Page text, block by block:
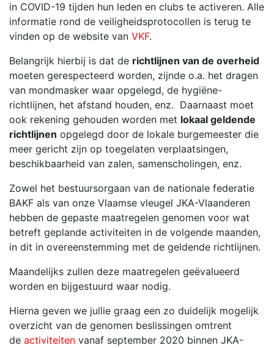
in COVID-19 tijden hun leden en clubs te activeren. Alle
informatie rond de veiligheidsprotocollen is terug te
vinden op de website van VKF.
Belangrijk hierbij is dat de richtlijnen van de overheid
moeten gerespecteerd worden, zijnde o.a. het dragen
van mondmasker waar opgelegd, de hygiëne-
richtlijnen, het afstand houden, enz. Daarnaast moet
ook rekening gehouden worden met lokaal geldende
richtlijnen opgelegd door de lokale burgemeester die
meer gericht zijn op toegelaten verplaatsingen,
beschikbaarheid van zalen, samenscholingen, enz.
Zowel het bestuursorgaan van de nationale federatie
BAKF als van onze Vlaamse vleugel JKA-Vlaanderen
hebben de gepaste maatregelen genomen voor wat
betreft geplande activiteiten in de volgende maanden,
in dit in overeenstemming met de geldende richtlijnen.
Maandelijks zullen deze maatregelen geëvalueerd
worden en bijgestuurd waar nodig.
Hierna geven we jullie graag een zo duidelijk mogelijk
overzicht van de genomen beslissingen omtrent
de activiteiten vanaf september 2020 binnen JKA-